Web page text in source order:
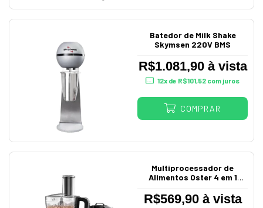
Batedor de Milk Shake
Skymsen 220V BMS
R$1.081,90 à vista
12x de R$101,52com juros
COMPRAR
Multiprocessador de
Alimentos Oster 4 em 1
R$569,90 à vista